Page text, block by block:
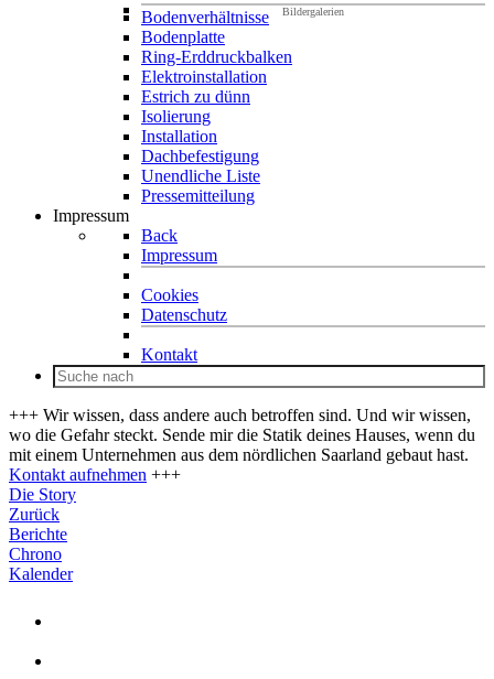
Bildergalerien
Bodenverhältnisse
Bodenplatte
Ring-Erddruckbalken
Elektroinstallation
Estrich zu dünn
Isolierung
Installation
Dachbefestigung
Unendliche Liste
Pressemitteilung
Impressum
Back
Impressum
Cookies
Datenschutz
Kontakt
+++ Wir wissen, dass andere auch betroffen sind. Und wir wissen,
wo die Gefahr steckt. Sende mir die Statik deines Hauses, wenn du
mit einem Unternehmen aus dem nördlichen Saarland gebaut hast.
Kontakt aufnehmen +++
Die Story
Zurück
Berichte
Chrono
Kalender